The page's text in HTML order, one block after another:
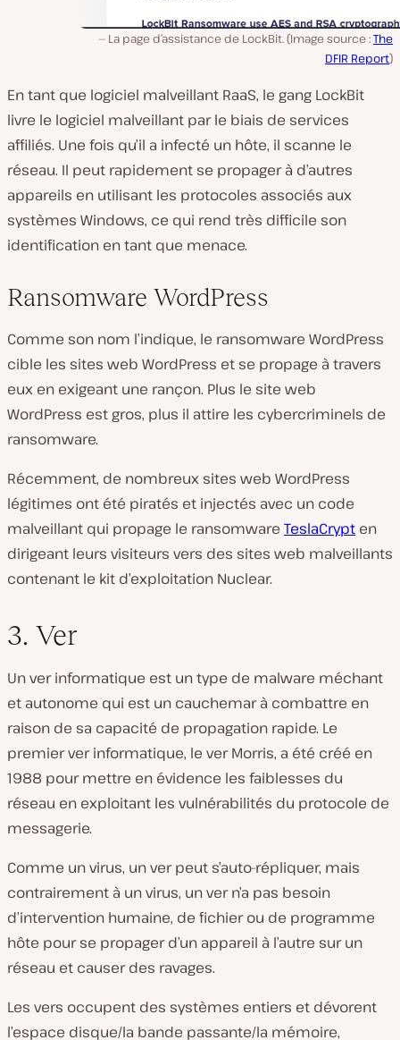
La page d’assistance de LockBit. (Image source :The
DFIR Report)
En tant que logiciel malveillant RaaS, le gang LockBit
livre le logiciel malveillant par le biais de services
affiliés. Une fois qu’il a infecté un hôte, il scanne le
réseau. Il peut rapidement se propager à d’autres
appareils en utilisant les protocoles associés aux
systèmes Windows, ce qui rend très difficile son
identification en tant que menace.
Ransomware WordPress
Comme son nom l’indique, le ransomware WordPress
cible les sites web WordPress et se propage à travers
eux en exigeant une rançon. Plus le site web
WordPress est gros, plus il attire les cybercriminels de
ransomware.
Récemment, de nombreux sites web WordPress
légitimes ont été piratés et injectés avec un code
malveillant qui propage le ransomware TeslaCrypt en
dirigeant leurs visiteurs vers des sites web malveillants
contenant le kit d’exploitation Nuclear.
3. Ver
Un ver informatique est un type de malware méchant
et autonome qui est un cauchemar à combattre en
raison de sa capacité de propagation rapide. Le
premier ver informatique, le ver Morris, a été créé en
1988 pour mettre en évidence les faiblesses du
réseau en exploitant les vulnérabilités du protocole de
messagerie.
Comme un virus, un ver peut s’auto-répliquer, mais
contrairement à un virus, un ver n’a pas besoin
d’intervention humaine, de fichier ou de programme
hôte pour se propager d’un appareil à l’autre sur un
réseau et causer des ravages.
Les vers occupent des systèmes entiers et dévorent
l’espace disque/la bande passante/la mémoire,